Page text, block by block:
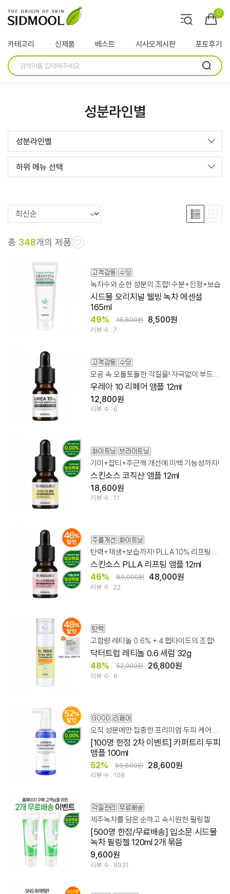
0
카테고리 신제품 베스트 시사모게시판 포토후기
성분라인별
성분라인별
하위 메뉴 선택
총 348개의 제품
녹차수와 순한 성분의 조합! 수분+진정+보습
시드물 오리지널 웰빙 녹차 에센셜
165ml
49% 16,800원 8,500원
리뷰 수 : 7
우레아 10 리페어 앰플 12ml
12,800원
리뷰 수 : 6
기미+잡티+주근깨 개선에 미백 기능성까지!
스킨소스 코직산 앰플 12ml
18,600원
리뷰 수 : 11
탄력+재생+보습까지! PLLA 10% 리프팅 앰플
스킨소스 PLLA 리프팅 앰플 12ml
46% 89,000원 48,000원
리뷰 수 : 22
고함량 레티놀 0.6% + 4 펩타이드의 조합!
닥터트럽 레티놀 0.6 세럼 32g
48% 52,000원 26,800원
리뷰 수 : 6
오직 성분에만 집중한 프리미엄 두피 케어 앰플
[100명 한정 2차 이벤트] 카퍼트리 두피
앰플 100ml
52% 59,800원 28,600원
리뷰 수 : 108
제주녹차를 담은 순하고 속시원한 필링젤
[500명 한정/무료배송] 입소문 시드물
녹차 필링젤 120ml 2개 묶음
9,600원
리뷰 수 : 9931